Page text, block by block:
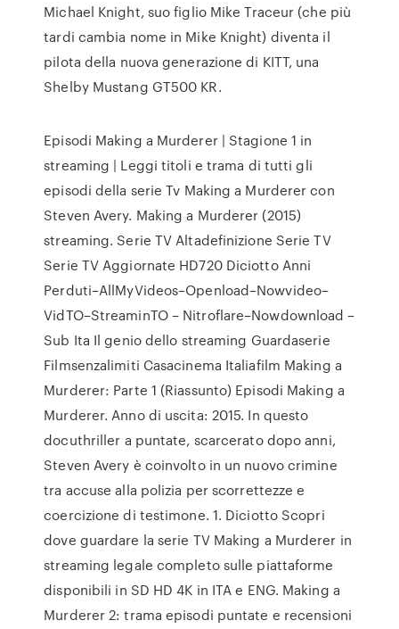
Michael Knight, suo figlio Mike Traceur (che più
tardi cambia nome in Mike Knight) diventa il
pilota della nuova generazione di KITT, una
Shelby Mustang GT500 KR.
Episodi Making a Murderer | Stagione 1 in
streaming | Leggi titoli e trama di tutti gli
episodi della serie Tv Making a Murderer con
Steven Avery. Making a Murderer (2015)
streaming. Serie TV Altadefinizione Serie TV
Serie TV Aggiornate HD720 Diciotto Anni
Perduti–AllMyVideos–Openload–Nowvideo–
VidTO–StreaminTO – Nitroflare–Nowdownload –
Sub Ita Il genio dello streaming Guardaserie
Filmsenzalimiti Casacinema Italiafilm Making a
Murderer: Parte 1 (Riassunto) Episodi Making a
Murderer. Anno di uscita: 2015. In questo
docuthriller a puntate, scarcerato dopo anni,
Steven Avery è coinvolto in un nuovo crimine
tra accuse alla polizia per scorrettezze e
coercizione di testimone. 1. Diciotto Scopri
dove guardare la serie TV Making a Murderer in
streaming legale completo sulle piattaforme
disponibili in SD HD 4K in ITA e ENG. Making a
Murderer 2: trama episodi puntate e recensioni